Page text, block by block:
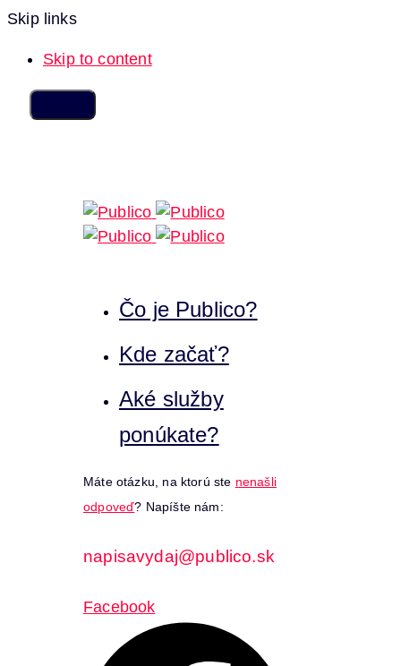
Skip links
Skip to content
Čo je Publico?
Kde začať?
Aké služby
ponúkate?
Máte otázku, na ktorú ste nenašli
odpoveď? Napíšte nám:
napisavydaj@publico.sk
Facebook